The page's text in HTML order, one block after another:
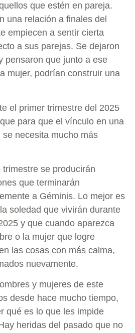
que estén en pareja.
una relación a finales del
empiecen a sentir cierta
a sus parejas. Se dejaron
pensaron que junto a ese
mujer, podrían construir una
el primer trimestre del 2025
para que el vínculo en una
necesita mucho más
se producirán
que terminarán
a Géminis. Lo mejor es
soledad que vivirán durante
y que cuando aparezca
o la mujer que logre
las cosas con más calma,
nuevamente.
y mujeres de este
desde hace mucho tiempo,
qué es lo que les impide
heridas del pasado que no